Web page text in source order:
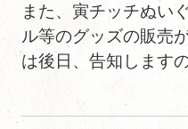
また、寅チッチぬい
ル等のグッズの販売
は後日、告知します